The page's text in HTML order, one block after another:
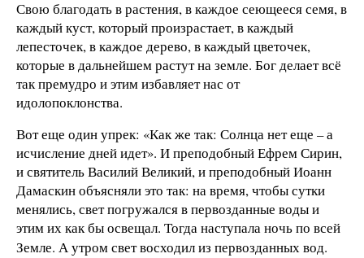
Свою благодать в растения, в каждое сеющееся семя, в
каждый куст, который произрастает, в каждый
лепесточек, в каждое дерево, в каждый цветочек,
которые в дальнейшем растут на земле. Бог делает всё
так премудро и этим избавляет нас от
идолопоклонства.
Вот еще один упрек: «Как же так: Солнца нет еще – а
исчисление дней идет». И преподобный Ефрем Сирин,
и святитель Василий Великий, и преподобный Иоанн
Дамаскин объясняли это так: на время, чтобы сутки
менялись, свет погружался в первозданные воды и
этим их как бы освещал. Тогда наступала ночь по всей
Земле. А утром свет восходил из первозданных вод.